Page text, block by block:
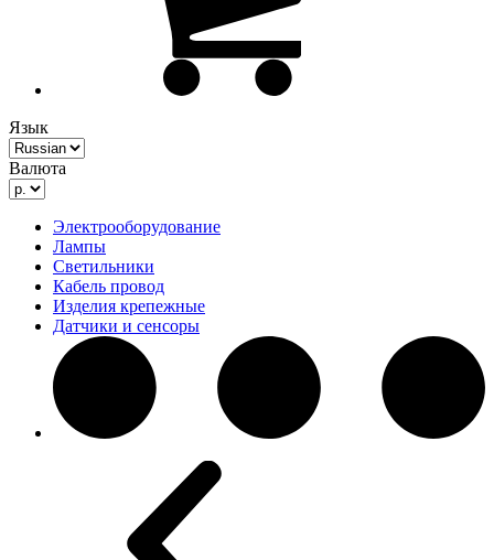
Язык
Валюта
Электрооборудование
Лампы
Светильники
Кабель провод
Изделия крепежные
Датчики и сенсоры